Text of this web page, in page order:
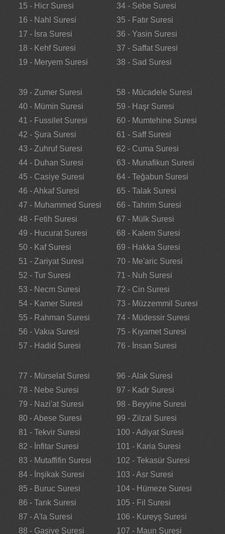
15 - Hicr Suresi
16 - Nahl Suresi
17 - İsra Suresi
18 - Kehf Suresi
19 - Meryem Suresi
34 - Sebe Suresi
35 - Fatır Suresi
36 - Yasin Suresi
37 - Saffat Suresi
38 - Sad Suresi
39 - Zumer Suresi
40 - Mümin Suresi
41 - Fussilet Suresi
42 - Şura Suresi
43 - Zuhruf Suresi
44 - Duhan Suresi
45 - Casiye Suresi
46 - Ahkaf Suresi
47 - Muhammed Suresi
48 - Fetih Suresi
49 - Hucurat Suresi
50 - Kaf Suresi
51 - Zariyat Suresi
52 - Tur Suresi
53 - Necm Suresi
54 - Kamer Suresi
55 - Rahman Suresi
56 - Vakıa Suresi
57 - Hadid Suresi
58 - Mücadele Suresi
59 - Haşr Suresi
60 - Mumtehine Suresi
61 - Saff Suresi
62 - Cuma Suresi
63 - Munafikun Suresi
64 - Teğabun Suresi
65 - Talak Suresi
66 - Tahrim Suresi
67 - Mülk Suresi
68 - Kalem Suresi
69 - Hakka Suresi
70 - Me'aric Suresi
71 - Nuh Suresi
72 - Cin Suresi
73 - Müzzemmil Suresi
74 - Müdessir Suresi
75 - Kıyamet Suresi
76 - İnsan Suresi
77 - Mürselat Suresi
78 - Nebe Suresi
79 - Nazi'at Suresi
80 - Abese Suresi
81 - Tekvir Suresi
82 - İnfitar Suresi
83 - Mutaffifin Suresi
84 - İnşikak Suresi
85 - Buruc Suresi
86 - Tarık Suresi
87 - A'la Suresi
88 - Gaşiye Suresi
96 - Alak Suresi
97 - Kadr Suresi
98 - Beyyine Suresi
99 - Zilzal Suresi
100 - Adiyat Suresi
101 - Karia Suresi
102 - Tekasür Suresi
103 - Asr Suresi
104 - Hümeze Suresi
105 - Fil Suresi
106 - Kureyş Suresi
107 - Maun Suresi